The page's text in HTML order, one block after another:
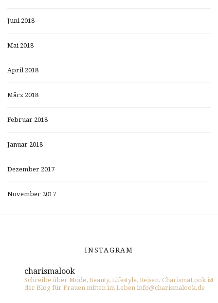
Juni 2018
Mai 2018
April 2018
März 2018
Februar 2018
Januar 2018
Dezember 2017
November 2017
INSTAGRAM
charismalook
Schreibe über Mode, Beauty, Lifestyle, Reisen. CharismaLook ist
der Blog für Frauen mitten im Leben info@charismalook.de